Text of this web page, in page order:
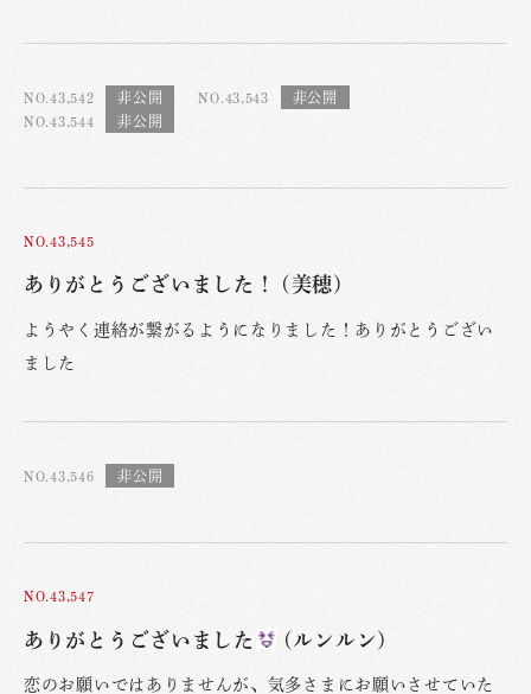
NO.43,542
NO.43,543
NO.43,544
NO.43,545
ありがとうございました！ (美穂)
ようやく連絡が繋がるようになりました！ありがとうござい
ました
NO.43,546
NO.43,547
ありがとうございました (ルンルン)
恋のお願いではありませんが、気多さまにお願いさせていた